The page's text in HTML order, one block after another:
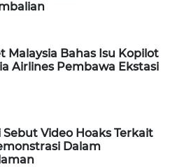
Malaysia Bahas Isu Kopilot
Airlines Pembawa Ekstasi
Sebut Video Hoaks Terkait
Dalam